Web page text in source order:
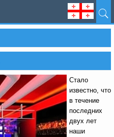
Стало
известно, что
в течение
последних
двух лет
наши